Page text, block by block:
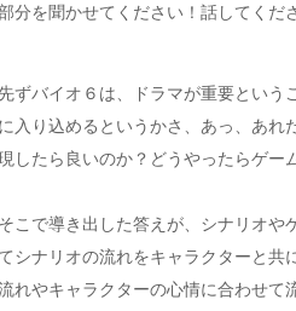
分を聞かせてください！話してくだ
ずバイオ６は、ドラマが重要という
入り込めるというかさ、あっ、あれ
したら良いのか？どうやったらゲー
こで導き出した答えが、シナリオや
シナリオの流れをキャラクターと共
れやキャラクターの心情に合わせて